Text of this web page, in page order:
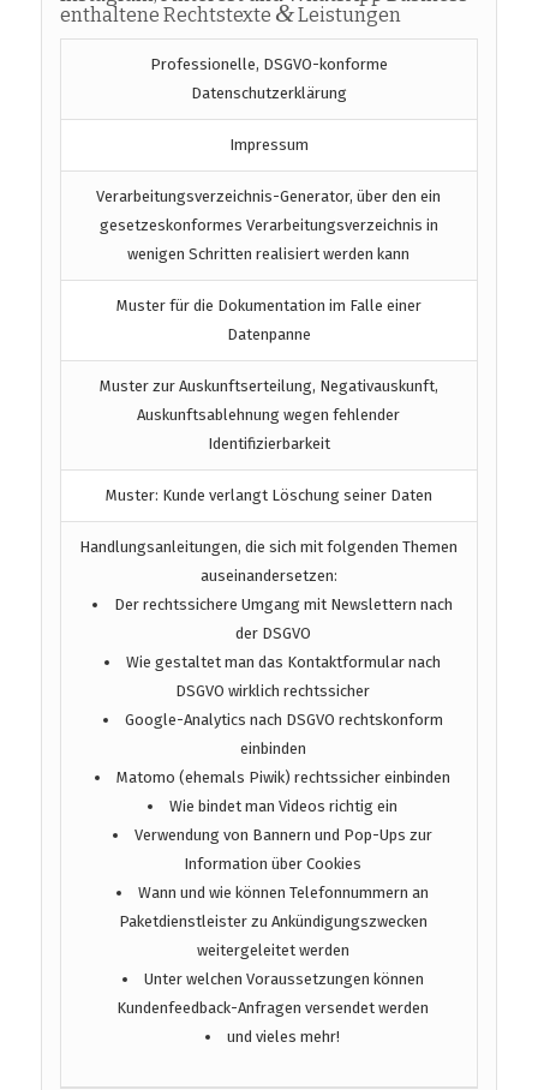
enthaltene Rechtstexte &Leistungen
Professionelle, DSGVO-konforme
Datenschutzerklärung
Impressum
Verarbeitungsverzeichnis-Generator, über den ein
gesetzeskonformes Verarbeitungsverzeichnis in
wenigen Schritten realisiert werden kann
Muster für die Dokumentation im Falle einer
Datenpanne
Muster zur Auskunftserteilung, Negativauskunft,
Auskunftsablehnung wegen fehlender
Identifizierbarkeit
Muster: Kunde verlangt Löschung seiner Daten
Handlungsanleitungen, die sich mit folgenden Themen
auseinandersetzen:
Der rechtssichere Umgang mit Newslettern nach
der DSGVO
Wie gestaltet man das Kontaktformular nach
DSGVO wirklich rechtssicher
Google-Analytics nach DSGVO rechtskonform
einbinden
Matomo (ehemals Piwik) rechtssicher einbinden
Wie bindet man Videos richtig ein
Verwendung von Bannern und Pop-Ups zur
Information über Cookies
Wann und wie können Telefonnummern an
Paketdienstleister zu Ankündigungszwecken
weitergeleitet werden
Unter welchen Voraussetzungen können
Kundenfeedback-Anfragen versendet werden
und vieles mehr!